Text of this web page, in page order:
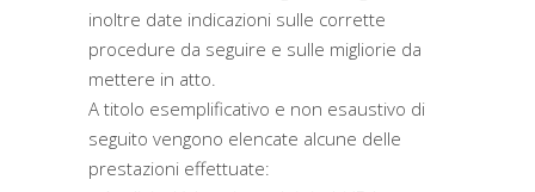
inoltre date indicazioni sulle corrette
procedure da seguire e sulle migliorie da
mettere in atto.
A titolo esemplificativo e non esaustivo di
seguito vengono elencate alcune delle
prestazioni effettuate: